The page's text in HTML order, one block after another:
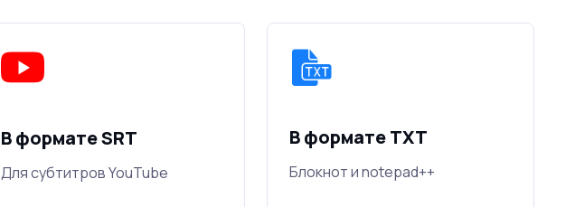
В формате SRT
Для субтитров YouTube
В формате TXT
Блокнот и notepad++